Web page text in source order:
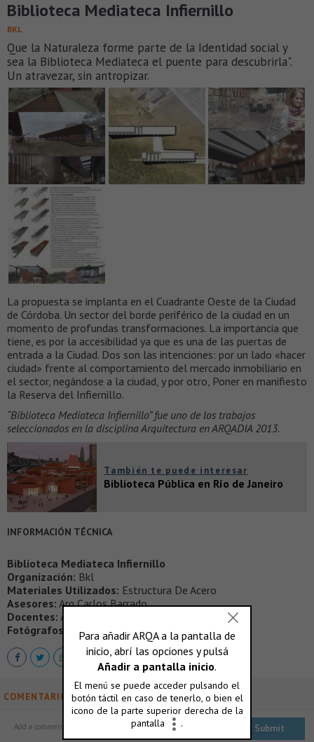
Biblioteca Mediateca Infiernillo
BKL
Que la Naturaleza forme parte de la Identidad social y
sea la Biblioteca Mediateca el puente para descubrirla".
Un atravezar, sin antropizar.
La propuesta se implanta en el Cuadrante Oeste de la Ciudad
de Córdoba. Un sector del borde periférico de la ciudad en un
momento de profundas transformaciones. La importancia que
tiene, es por la accesibilidad ya que es una de las puertas de
entrada a la Ciudad. Dos son las intenciones: por un lado «hacer
ciudad» frente al comportamiento del mercado inmobiliario en
el sector, negándose a la ciudad, y por otro, Poner en manifiesto
la Reserva del Infiernillo.
“Biblioteca Mediateca Infiernillo” fue uno de los trabajos
seleccionados en la disciplina Arquitectura en ARQADIA 2013.
También te puede interesar
Biblioteca Pública en Río de Janeiro
INFORMACIÓN TÉCNICA
Biblioteca Mediateca Infiernillo
Organización: Bkl
Materiales Utilizados: Estructura De Acero
Asesores: Arq Carlos Barrado
Docentes: Arq Javier Georgis
Fotógrafos:
Bkl
COMENTARIOS